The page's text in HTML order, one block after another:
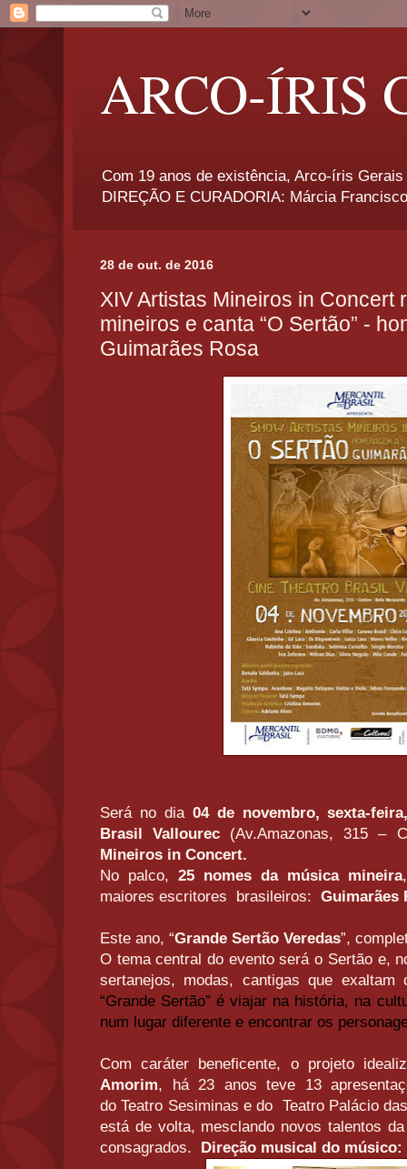
ARCO-ÍRIS
Com 19 anos de existência, Arco-íris
DIREÇÃO E CURADORIA: Márcia
28 de out. de 2016
XIV Artistas Mineiros in Concert
mineiros e canta “O Sertão” -
Guimarães Rosa
Será no dia 04 de novembro, sexta-
Brasil Vallourec (Av.Amazonas, 315 –
Mineiros in Concert.
No palco, 25 nomes da música mineira
maiores escritores brasileiros: Guimarães
Este ano, “Grande Sertão Veredas”,
O tema central do evento será o Sertão e,
sertanejos, modas, cantigas que exaltam
“Grande Sertão” é viajar na história, na
num lugar diferente e encontrar os
Com caráter beneficente, o projeto
Amorim, há 23 anos teve 13
do Teatro Sesiminas e do Teatro Palácio
está de volta, mesclando novos talentos
consagrados. Direção musical do músico: